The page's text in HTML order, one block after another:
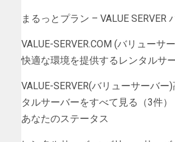
まるっとプラン – VALUE SERVER
VALUE-SERVER.COM (バリューサ
快適な環境を提供するレンタルサ
VALUE-SERVER(バリューサーバ
タルサーバーをすべて見る（3件）
あなたのステータス